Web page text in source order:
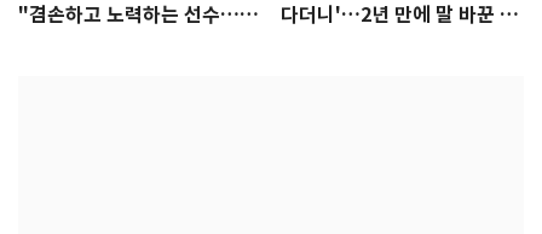
"겸손하고 노력하는 선수…좋
다더니'…2년 만에 말 바꾼 이